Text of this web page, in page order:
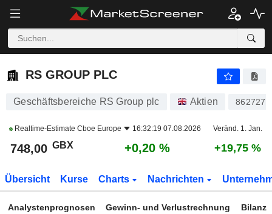
RS GROUP PLC
RS GROUP PLC
Geschäftsbereiche RS Group plc Aktien 862727
Realtime-Estimate Cboe Europe 16:32:19 07.08.2026 Veränd. 1. Jan.
748,00 GBX +0,20 % +19,75 %
Übersicht Kurse Charts Nachrichten
Analystenprognosen Gewinn- und Verlustrechnung Bilanz